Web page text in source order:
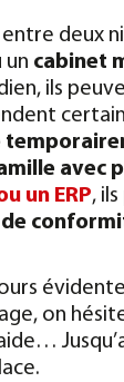
entre deux
un cabinet
ils
avec
un ERP,
on